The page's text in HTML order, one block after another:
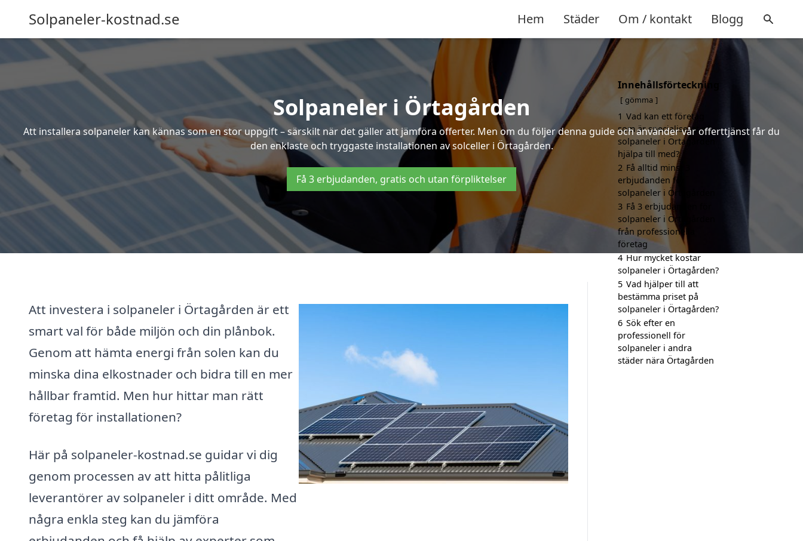
Solpaneler-kostnad.se Hem Städer Om / kontakt Blogg
Solpaneler i Örtagården
Att installera solpaneler kan kännas som en stor uppgift – särskilt när det gäller att jämföra offerter. Men om du följer denna guide och använder vår offerttjänst får du
den enklaste och tryggaste installationen av solceller i Örtagården.
Få 3 erbjudanden, gratis och utan förpliktelser
Att investera i solpaneler i Örtagården är ett
smart val för både miljön och din plånbok.
Genom att hämta energi från solen kan du
minska dina elkostnader och bidra till en mer
hållbar framtid. Men hur hittar man rätt
företag för installationen?
Här på solpaneler-kostnad.se guidar vi dig
genom processen av att hitta pålitliga
leverantörer av solpaneler i ditt område. Med
några enkla steg kan du jämföra
Innehållsförteckning
gömma
1 Vad kan ett företag
som är specialiserat på
solpaneler i Örtagården
hjälpa till med?
2 Få alltid minst 3
erbjudanden för
solpaneler i Örtagården
3 Få 3 erbjudanden för
solpaneler i Örtagården
från professionella
företag
4 Hur mycket kostar
solpaneler i Örtagården?
5 Vad hjälper till att
bestämma priset på
solpaneler i Örtagården?
6 Sök efter en
professionell för
solpaneler i andra
städer nära Örtagården